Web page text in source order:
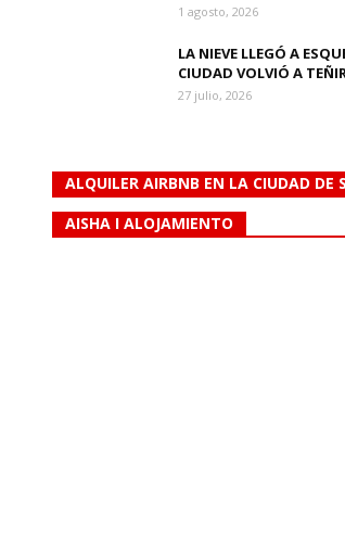
1 agosto, 2026
LA NIEVE LLEGÓ A
CIUDAD VOLVIÓ A
27 julio, 2026
ALQUILER AIRBNB EN LA CIUDAD DE
AISHA I ALOJAMIENTO